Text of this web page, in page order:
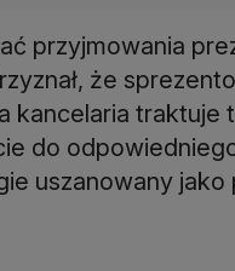
przyjmowania
że
kancelaria traktuje
do
uszanowany jako